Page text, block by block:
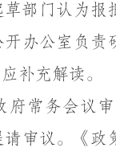
草部门认为
办公室负
补充解读。
府常务会议
审议。《